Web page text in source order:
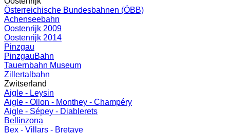
Österreichische Bundesbahnen (ÖBB)
Achenseebahn
Oostenrijk 2009
Oostenrijk 2014
Pinzgau
PinzgauBahn
Tauernbahn Museum
Zillertalbahn
Zwitserland
Aigle - Leysin
Aigle - Ollon - Monthey - Champéry
Aigle - Sépey - Diablerets
Bellinzona
Bex - Villars - Bretaye